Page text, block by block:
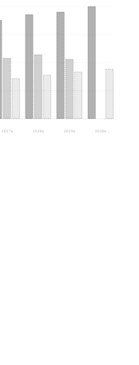
2027 e 2028 e 2029 e 2030e